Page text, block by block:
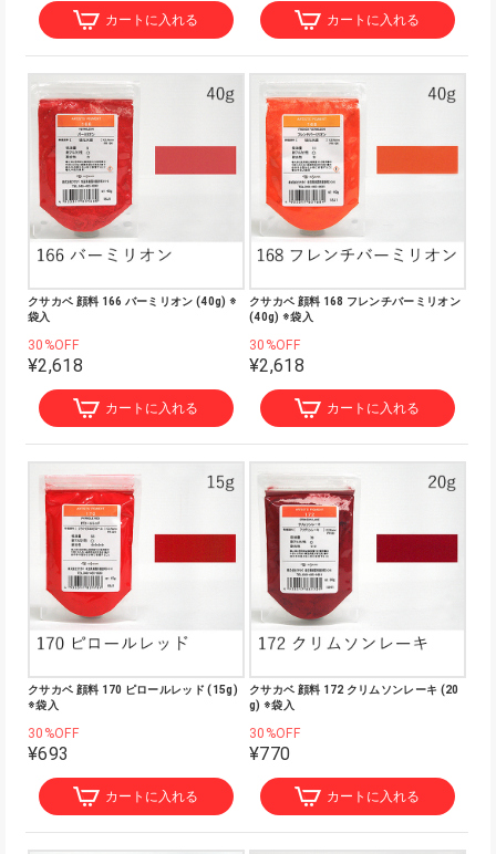
カートに入れる カートに入れる
クサカベ 顔料 166 バーミリオン (40g) ※
袋入
30%OFF
¥2,618
カートに入れる
クサカベ 顔料 168 フレンチバーミリオン
(40g) ※袋入
30%OFF
¥2,618
カートに入れる
クサカベ 顔料 170 ピロールレッド (15g)
※袋入
30%OFF
¥693
カートに入れる
クサカベ 顔料 172 クリムソンレーキ (20
g) ※袋入
30%OFF
¥770
カートに入れる